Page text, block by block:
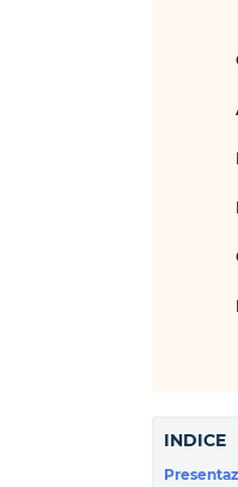
INDICE